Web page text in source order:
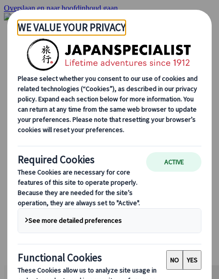
Overslaan en naar hoofdinhoud gaan
Startpagina
Reizen
Individuele Reizen
Groepsreizen
Reizen per huurauto
Excursies
Groepsreizen op maat
Japan Rail Pass
Hoe we te werk gaan
Over Ons
Ons team
Sluit je aan bij ons team
Seizoensgebonden Reistips
Bestemmingshoogtepunten
Culturele Inzichten
Culinaire Avonturen
Ontdek Japan met de trein
Veelgestelde vragen
Essentiële info
Etiquette in Japan
Autorijden in Japan
Boeken bij ons
Japan Rail Pass
Accommodatie
Online Reisadvies